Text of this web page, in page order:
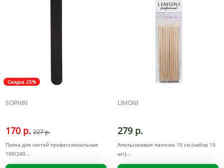
Скидка 25%
SOPHIN
170 р. 227 р.
Пилка для ногтей профессиональная
100/240
LIMONI
279 р.
Апельсиновая палочка 10 см (набор 10
шт)